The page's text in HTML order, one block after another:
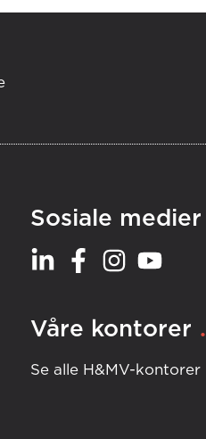
Sosiale medier
Våre kontorer .
Se alle H&MV-kontorer